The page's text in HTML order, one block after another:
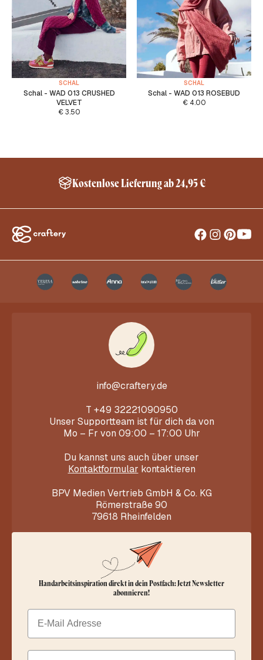
SCHAL
Schal - WAD 013 CRUSHED
VELVET
€3.50
SCHAL
Schal - WAD 013 ROSEBUD
€4.00
Kostenlose Lieferung ab 24,95 €
info@craftery.de
T +49 32221090950
Unser Supportteam ist für dich da von
Mo – Fr von 09:00 – 17:00 Uhr
Du kannst uns auch über unser
Kontaktformular kontaktieren
BPV Medien Vertrieb GmbH & Co. KG
Römerstraße 90
79618 Rheinfelden
Handarbeitsinspiration direkt in dein Postfach: Jetzt Newsletter
abonnieren!
Email
Dein Vorname